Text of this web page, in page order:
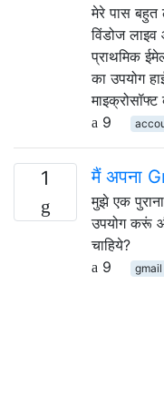
मेरे पास बहुत
विंडोज
प्राथमिक
का उपयोग
9
1 मैं अपना
मुझे एक
उपयोग करूं
चाहिये?
9
gmail